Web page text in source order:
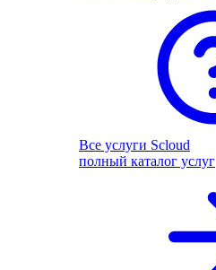
Все услуги Scloud
полный каталог услуг